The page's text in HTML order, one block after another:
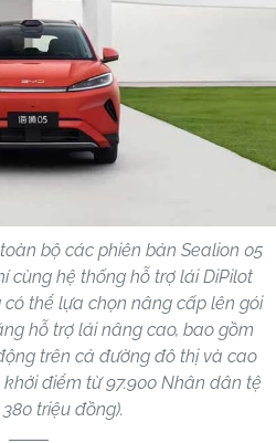
bộ các phiên bản Sealion 05
cùng hệ thống hỗ trợ lái DiPilot
thể lựa chọn nâng cấp lên gói
hỗ trợ lái nâng cao, bao gồm
trên cả đường đô thị và cao
điểm từ 97.900 Nhân dân tệ
triệu đồng).